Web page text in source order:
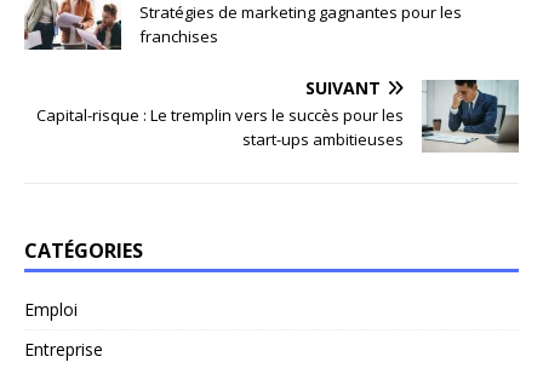
Stratégies de marketing gagnantes pour les
franchises
SUIVANT
Capital-risque : Le tremplin vers le succès pour les
start-ups ambitieuses
CATÉGORIES
Emploi
Entreprise